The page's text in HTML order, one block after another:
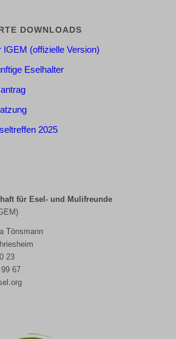
DOWNLOADS
IGEM (offizielle Version)
Eselhalter
2025
für Esel- und Mulifreunde
Tönsmann
23
67